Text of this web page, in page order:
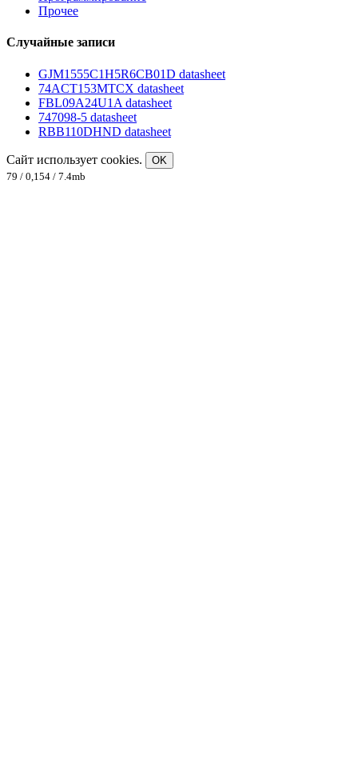
Прочее
Случайные записи
GJM1555C1H5R6CB01D datasheet
74ACT153MTCX datasheet
FBL09A24U1A datasheet
747098-5 datasheet
RBB110DHND datasheet
Сайт использует cookies.
OK
79 / 0,154 / 7.4mb